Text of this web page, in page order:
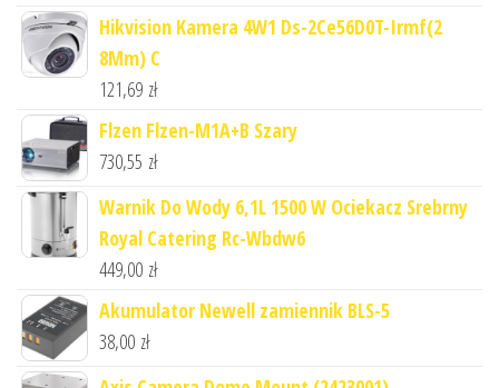
Hikvision Kamera 4W1 Ds-2Ce56D0T-Irmf(2
8Mm) C
121,69 zł
Flzen Flzen-M1A+B Szary
730,55 zł
Warnik Do Wody 6,1L 1500 W Ociekacz Srebrny
Royal Catering Rc-Wbdw6
449,00 zł
Akumulator Newell zamiennik BLS-5
38,00 zł